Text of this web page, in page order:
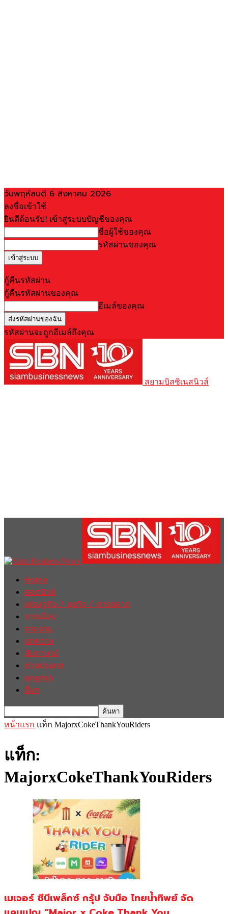
วันพฤหัสบดี 6 สิงหาคม 2026
ลงชื่อเข้าใช้
ยินดีต้อนรับ! เข้าสู่ระบบบัญชีของคุณ
ชื่อผู้ใช้ของคุณ
รหัสผ่านของคุณ
กู้คืนรหัสผ่าน
กู้คืนรหัสผ่านของคุณ
อีเมล์ของคุณ
รหัสผ่านจะถูกอีเมล์ถึงคุณ
สยามบิสซิเนสนิวส์
Home
ฮอตนิวส์
เศรษฐกิจ / ธุรกิจ / การตลาด
การเมือง
รายงาน
บทความ
สัมภาษณ์
ต่างประเทศ
english
อื่นๆ
หน้าแรก แท็ก MajorxCokeThankYouRiders
แท็ก:
MajorxCokeThankYouRiders
เมเจอร์ ซีนีเพล็กซ์ กรุ้ป จับมือ ไทยน้ำทิพย์ จัด